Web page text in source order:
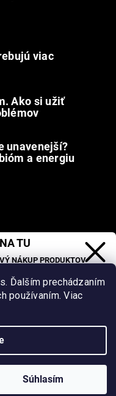
Ďalším prechádzaním
používaním. Viac
Súhlasím
neodporúčame
Pre zachovanie kvality
alebo priamo na
nepreberáme
viac
Ako si užiť
unavenejší?
a energiu
práva vyhradené.
TU
NÁKUP PRODUKTOV
produkty.
údajov